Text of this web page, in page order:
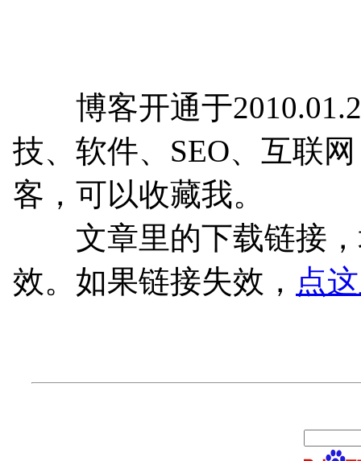
博客开通于
技、软件、SEO、互联
客，可以收藏我。
文章里的下载链接，
效。如果链接失效， 点